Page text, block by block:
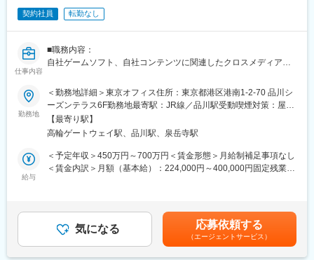
し、「利用者に最も近いソフトウェアを提供し、より豊かな社会
を実現する。」というミッションを掲げています。最大の強みで
「優秀な人材を揃えた運営力」を備え、技術の進歩による環境変
化を観測してチャンスを捉え、様々な技術を「利用者に最も近い
ソフトウェア」として提供し、利用者、社会をはじめとするあら
ゆるステークホルダーへ貢献すべく一丸となって取り組んで「誰
の中に出していきます。
・飲食予約代行サービス「Pecotter」
・バーチャル音楽ライブ配信アプリ「topia」
【自治体向け・企業向け事業】
契約社員 転勤なし
仕事内容
■職務内容：
自社ゲームソフト、自社コンテンツに関連したクロスメディア、
▼具体的には、下記業務をお任せします。
・クロスメディア展開を主としたTVアニメ、映画などの製作委員
会、宣伝委員会の業務
・クロスメディア展開の企画・実施、および社内外との連携、商
品化/マンガ/アニメ/映画/タイアップ等の監修、版権管理
・ライセンシーや広告代理店の窓口となり、社内の各セクション
（制作／宣伝／広報／営業）と連動してのマーチャンダイジング
・イベント等で使用するためのノベルティの企画立案・制作進行
・マーケティングリサーチの実施・分析
勤務地
＜勤務地詳細＞東京オフィス住所：東京都港区港南1-2-70 品川シ
ーズンテラス6F勤務地最寄駅：JR線／品川駅受動喫煙対策：屋内
全面禁煙変更の範囲：会社の定める事業所
【最寄り駅】
高輪ゲートウェイ駅、品川駅、泉岳寺駅
給与
＜予定年収＞450万円～700万円＜賃金形態＞月給制補足事項なし
＜賃金内訳＞月額（基本給）：224,000円～400,000円固定残業手
給与補足＞※給与詳細は、能力・経験を考慮の上、社内規程により
優遇いたします。■昇給：あり（社内規程による）■賞与：あり
（社内規程による）賃金はあくまでも目安の金額であり、選考を
通じて上下する可能性があります。月給(月額)は固定手当を含めた
気になる 応募依頼する
（エージェントサービス）